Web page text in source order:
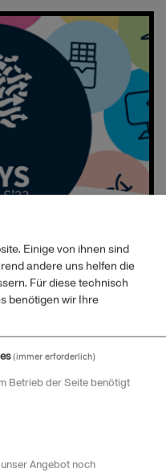
beim EUCYS
Jetzt bewerben,
belohnt!
bei der
Einige von ihnen sind
andere uns helfen die
Für diese technisch
benötigen wir Ihre
(immer erforderlich)
Betrieb der Seite benötigt
Angebot noch